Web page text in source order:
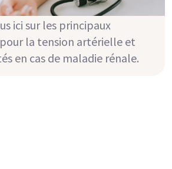
pas de lui-même. Tu en
ici sur les principaux
la tension artérielle et
en cas de maladie rénale.